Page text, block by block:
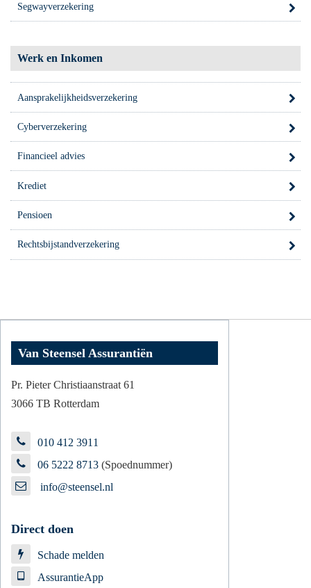
Segwayverzekering
Werk en Inkomen
Aansprakelijkheidsverzekering
Cyberverzekering
Financieel advies
Krediet
Pensioen
Rechtsbijstandverzekering
Van Steensel Assurantiën
Pr. Pieter Christiaanstraat 61
3066 TB Rotterdam
010 412 3911
06 5222 8713 (Spoednummer)
info@steensel.nl
Direct doen
Schade melden
AssurantieApp